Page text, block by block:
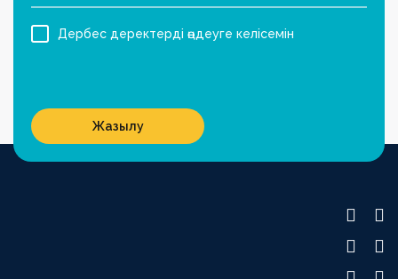
Дербес деректерді өңдеуге келісемін
Жазылу